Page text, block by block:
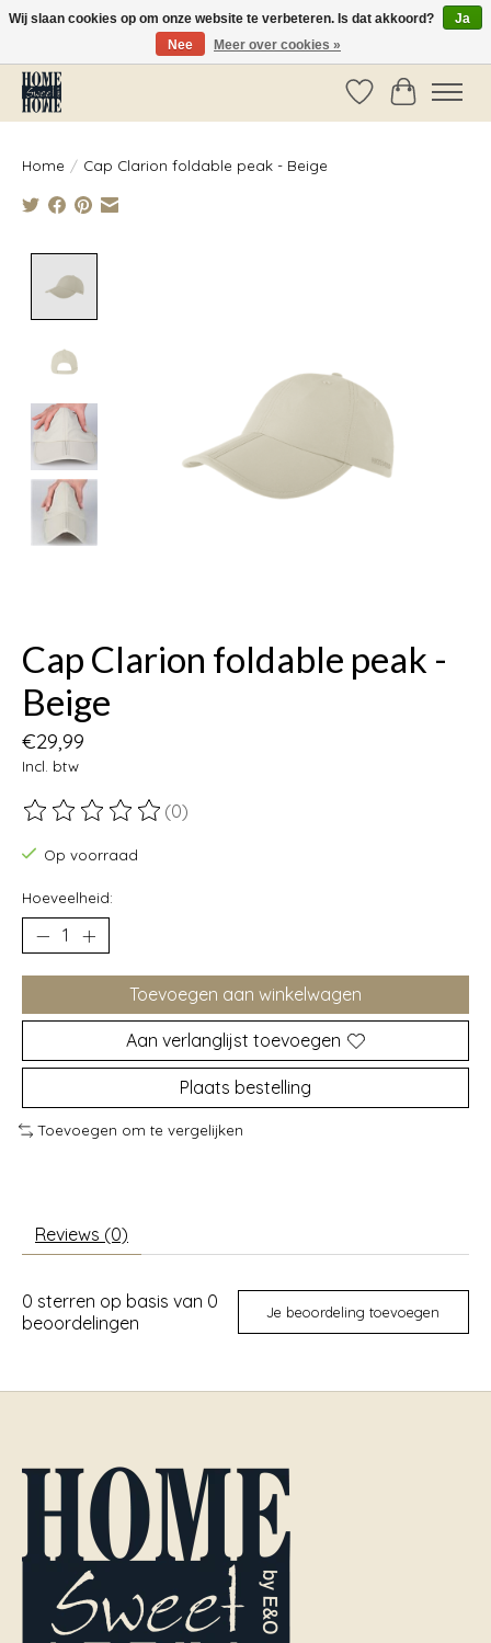
Vóór 14:00 besteld, dezelfde dag verzonden!
Verlanglijst
Home / Cap Clarion foldable peak - Beige
Cap Clarion foldable peak -
Beige
€29,99
Incl. btw
De beoordeling van dit product is
(0)
Op voorraad
Hoeveelheid:
Toevoegen aan winkelwagen
Aan verlanglijst toevoegen
Plaats bestelling
Toevoegen om te vergelijken
Reviews (0)
0 sterren op basis van 0
beoordelingen
Je beoordeling toevoegen
Wij slaan cookies op om onze website te verbeteren. Is dat akkoord?
Ja
Nee
Meer over cookies »